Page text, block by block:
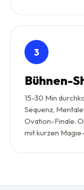
3
Bühnen-
15-30 Min
Sequenz,
Ovation-Finale.
mit kurzen